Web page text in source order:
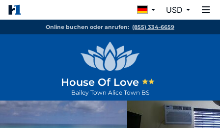
USD
Online buchen oder anrufen: (855) 334-6659
House Of Love
Bailey Town Alice Town BS